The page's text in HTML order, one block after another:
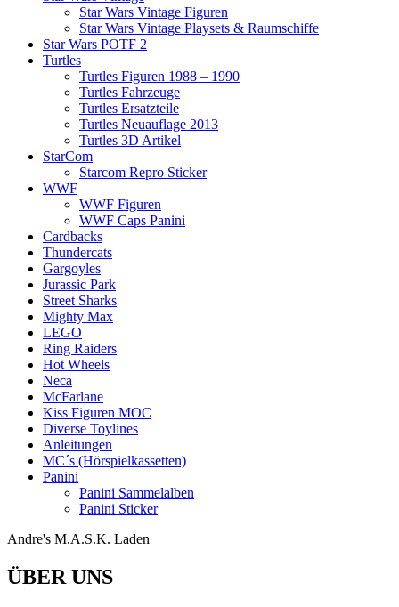
Star Wars Vintage Figuren
Star Wars Vintage Playsets & Raumschiffe
Star Wars POTF 2
Turtles
Turtles Figuren 1988 – 1990
Turtles Fahrzeuge
Turtles Ersatzteile
Turtles Neuauflage 2013
Turtles 3D Artikel
StarCom
Starcom Repro Sticker
WWF
WWF Figuren
WWF Caps Panini
Cardbacks
Thundercats
Gargoyles
Jurassic Park
Street Sharks
Mighty Max
LEGO
Ring Raiders
Hot Wheels
Neca
McFarlane
Kiss Figuren MOC
Diverse Toylines
Anleitungen
MC´s (Hörspielkassetten)
Panini
Panini Sammelalben
Panini Sticker
Andre's M.A.S.K. Laden
ÜBER UNS